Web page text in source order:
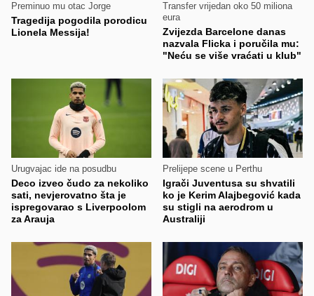
Preminuo mu otac Jorge
Tragedija pogodila porodicu
Lionela Messija!
Transfer vrijedan oko 50 miliona
eura
Zvijezda Barcelone danas
nazvala Flicka i poručila mu:
"Neću se više vraćati u klub"
Urugvajac ide na posudbu
Deco izveo čudo za nekoliko
sati, nevjerovatno šta je
ispregovarao s Liverpoolom
za Arauja
Prelijepe scene u Perthu
Igrači Juventusa su shvatili
ko je Kerim Alajbegović kada
su stigli na aerodrom u
Australiji